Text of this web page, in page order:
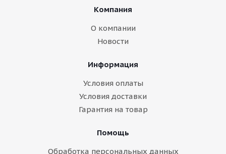
Компания
О компании
Новости
Информация
Условия оплаты
Условия доставки
Гарантия на товар
Помощь
Обработка персональных данных